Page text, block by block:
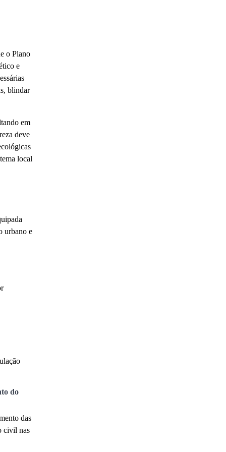
o Plano
e
blindar
em
deve
local
urbano e
do
das
civil nas